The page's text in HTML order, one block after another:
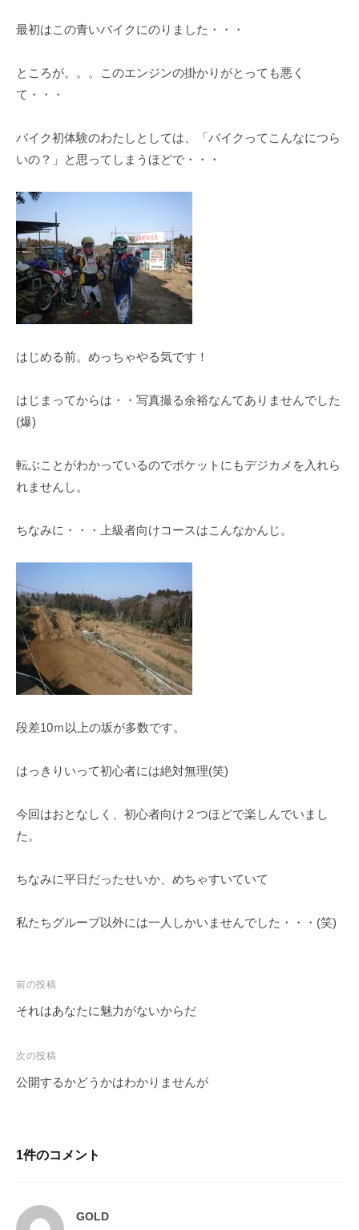
最初はこの青いバイクにのりました・・・
ところが。。。このエンジンの掛かりがとっても悪く
て・・・
バイク初体験のわたしとしては、「バイクってこんなにつら
いの？」と思ってしまうほどで・・・
はじめる前。めっちゃやる気です！
はじまってからは・・写真撮る余裕なんてありませんでした
(爆)
転ぶことがわかっているのでポケットにもデジカメを入れら
れませんし。
ちなみに・・・上級者向けコースはこんなかんじ。
段差10ｍ以上の坂が多数です。
はっきりいって初心者には絶対無理(笑)
今回はおとなしく、初心者向け２つほどで楽しんでいまし
た。
ちなみに平日だったせいか、めちゃすいていて
私たちグループ以外には一人しかいませんでした・・・(笑)
前の投稿
それはあなたに魅力がないからだ
次の投稿
公開するかどうかはわかりませんが
1件のコメント
GOLD